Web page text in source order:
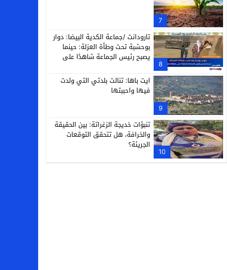
7
8
تارودانت /جماعة الكدية البيضا: دوار
بوحشبة تحت وطأة العزلة: حينما
يصبح رئيس الجماعة شاهدًا على
9
ايت باها: تنالت بلدتي التي ولدت
فيها واحببتها
10
تنبؤات خديجة الزغراتة: بين الحقيقة
والخرافة، هل تتحقق التوقعات
الجريئة؟